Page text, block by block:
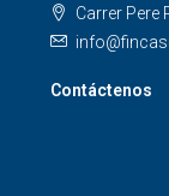
Carrer Pere
Contáctenos